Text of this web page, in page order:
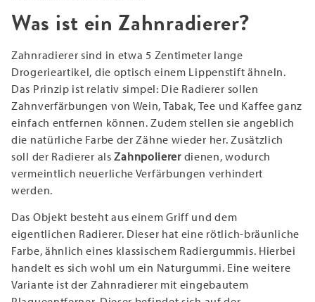
Was ist ein Zahnradierer?
Zahnradierer sind in etwa 5 Zentimeter lange
Drogerieartikel, die optisch einem Lippenstift ähneln.
Das Prinzip ist relativ simpel: Die Radierer sollen
Zahnverfärbungen von Wein, Tabak, Tee und Kaffee ganz
einfach entfernen können. Zudem stellen sie angeblich
die natürliche Farbe der Zähne wieder her. Zusätzlich
soll der Radierer alsZahnpoliererdienen, wodurch
vermeintlich neuerliche Verfärbungen verhindert
werden.
Das Objekt besteht aus einem Griff und dem
eigentlichen Radierer. Dieser hat eine rötlich-bräunliche
Farbe, ähnlich eines klassischem Radiergummis. Hierbei
handelt es sich wohl um ein Naturgummi. Eine weitere
Variante ist der Zahnradierer mit eingebautem